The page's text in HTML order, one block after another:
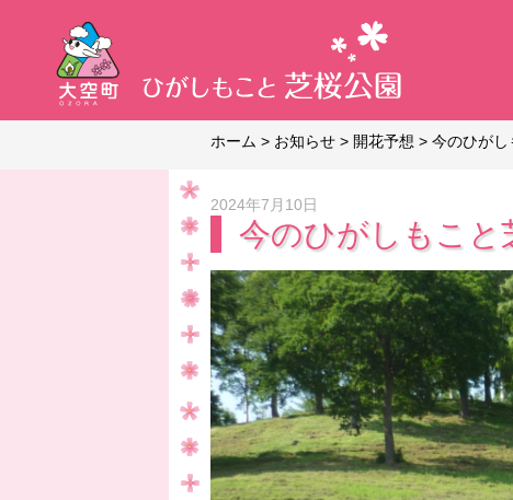
ホーム > お知らせ > 開花予想 > 今のひがし
2024年7月10日
今のひがしもこと